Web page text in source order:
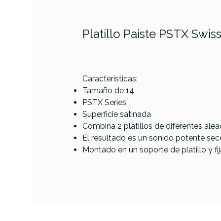
Platillo Paiste PSTX
Características:
Tamaño de 14
PSTX Series
Superficie satinada
Combina 2 platillos de diferentes
El resultado es un sonido potente
Montado en un soporte de platillo y
ReferenciaPLATPERPAI457